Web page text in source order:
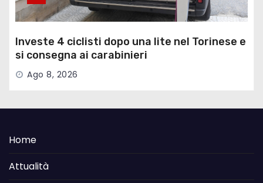
Investe 4 ciclisti dopo una lite nel Torinese e
si consegna ai carabinieri
Ago 8, 2026
Home
Attualità